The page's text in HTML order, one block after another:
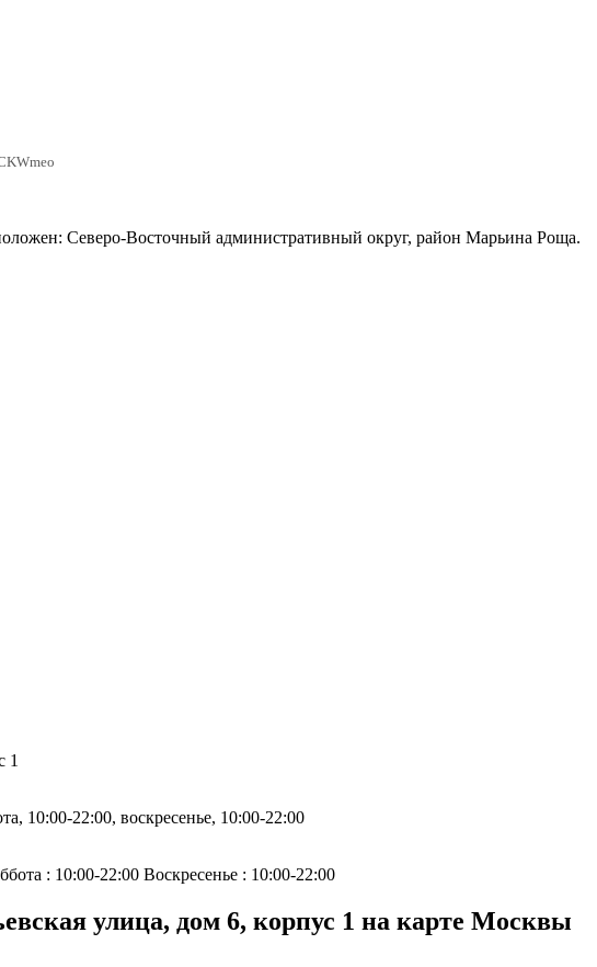
Северо-Восточный административный округ, район Марьина Роща.
1
10:00-22:00, воскресенье, 10:00-22:00
: 10:00-22:00 Воскресенье : 10:00-22:00
улица, дом 6, корпус 1 на карте Москвы